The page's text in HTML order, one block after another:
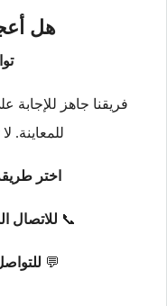
هل
فريقنا جاهز
للمعاينة.
اختر
📞 للاتصال
💬